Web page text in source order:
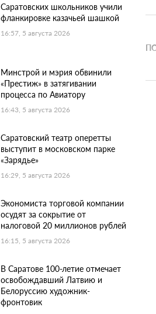
Саратовских школьников учили
фланкировке казачьей шашкой
16:57, 5 августа 2026
Минстрой и мэрия обвинили
«Престиж» в затягивании
процесса по Авиатору
16:43, 5 августа 2026
Саратовский театр оперетты
выступит в московском парке
«Зарядье»
16:29, 5 августа 2026
Экономиста торговой компании
осудят за сокрытие от
налоговой 20 миллионов рублей
16:15, 5 августа 2026
В Саратове 100-летие отмечает
освобождавший Латвию и
Белоруссию художник-
фронтовик